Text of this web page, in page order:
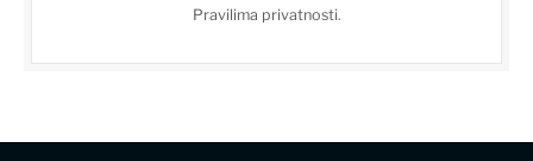
Pravilima privatnosti.